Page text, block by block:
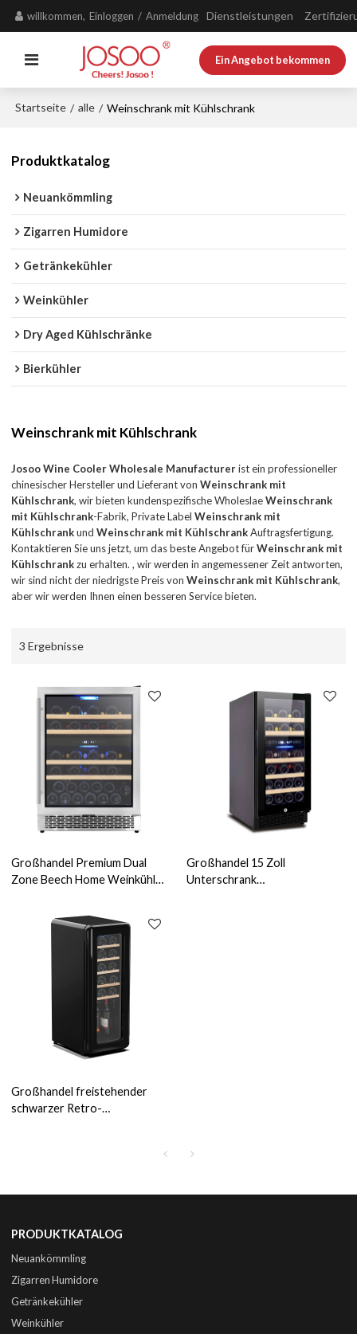
willkommen, Einloggen / Anmeldung Dienstleistungen
Ein Angebot bekommen
Startseite / alle / Weinschrank mit Kühlschrank
Produktkatalog
Neuankömmling
Zigarren Humidore
Getränkekühler
Weinkühler
Dry Aged Kühlschränke
Bierkühler
Weinschrank mit Kühlschrank
Josoo Wine Cooler Wholesale Manufacturerist ein professioneller
chinesischer Hersteller und Lieferant vonWeinschrank mit
Kühlschrank, wir bieten kundenspezifische WholeslaeWeinschrank
mit Kühlschrank-Fabrik, Private LabelWeinschrank mit
KühlschrankundWeinschrank mit KühlschrankAuftragsfertigung.
Kontaktieren Sie uns jetzt, um das beste Angebot fürWeinschrank mit
Kühlschrankzu erhalten. , wir werden in angemessener Zeit antworten,
wir sind nicht der niedrigste Preis vonWeinschrank mit Kühlschrank,
aber wir werden Ihnen einen besseren Service bieten.
3 Ergebnisse
Großhandel Premium Dual
Zone Beech Home Weinkühler
Großhandel 15 Zoll
Unterschrank
Großhandel freistehender
schwarzer Retro-
PRODUKTKATALOG
Neuankömmling
Zigarren Humidore
Getränkekühler
Weinkühler